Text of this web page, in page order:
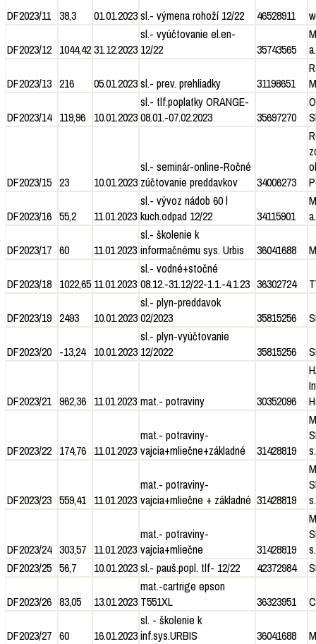
DF2023/11 38,3 01.01.2023sl.- výmena rohoží 12/22 46528911
DF2023/12 1044,4231.12.2023
sl.- vyúčtovanie el.en-
12/22
35743565
DF2023/13 216 05.01.2023sl.- prev. prehliadky 31198651
DF2023/14 119,96 10.01.2023
sl.- tlf.poplatky ORANGE-
08.01.-07.02.2023
35697270
DF2023/15 23 10.01.2023
sl.- seminár-online-Ročné
zúčtovanie preddavkov
34006273
DF2023/16 55,2 11.01.2023
sl.- vývoz nádob 60 l
kuch.odpad 12/22
34115901
DF2023/17 60 11.01.2023
sl.- školenie k
informačnému sys. Urbis
36041688
DF2023/18 1022,65 11.01.2023
sl.- vodné+stočné
08.12.-31.12/22-1.1.-4.1.23 36302724
DF2023/19 2493 10.01.2023
sl.- plyn-preddavok
02/2023
35815256
DF2023/20 -13,24 10.01.2023
sl.- plyn-vyúčtovanie
12/2022
35815256
DF2023/21 962,36 11.01.2023 mat.- potraviny 30352096
DF2023/22 174,76 11.01.2023
mat.- potraviny-
vajcia+mliečne+základné
31428819
DF2023/23 559,41 11.01.2023
mat.- potraviny-
vajcia+mliečne + základné 31428819
DF2023/24 303,57 11.01.2023
mat.- potraviny-
vajcia+mliečne
31428819
DF2023/25 56,7 10.01.2023sl.- pauš.popl. tlf- 12/22 42372984
DF2023/26 83,05 13.01.2023
mat.-cartrige epson
T551XL
36323951
DF2023/27 60 16.01.2023
sl. - školenie k
inf.sys.URBIS
36041688